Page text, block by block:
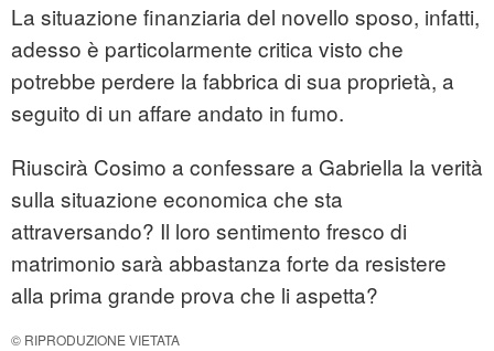
La situazione finanziaria del novello sposo, infatti,
adesso è particolarmente critica visto che
potrebbe perdere la fabbrica di sua proprietà, a
seguito di un affare andato in fumo.
Riuscirà Cosimo a confessare a Gabriella la verità
sulla situazione economica che sta
attraversando? Il loro sentimento fresco di
matrimonio sarà abbastanza forte da resistere
alla prima grande prova che li aspetta?
© RIPRODUZIONE VIETATA